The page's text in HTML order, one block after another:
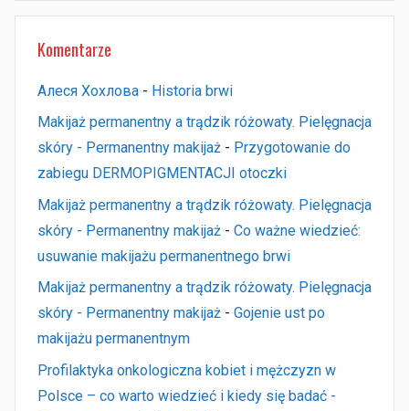
Komentarze
Алеся Хохлова - Historia brwi
Makijaż permanentny a trądzik różowaty. Pielęgnacja
skóry - Permanentny makijaż - Przygotowanie do
zabiegu DERMOPIGMENTACJI otoczki
Makijaż permanentny a trądzik różowaty. Pielęgnacja
skóry - Permanentny makijaż - Co ważne wiedzieć:
usuwanie makijażu permanentnego brwi
Makijaż permanentny a trądzik różowaty. Pielęgnacja
skóry - Permanentny makijaż - Gojenie ust po
makijażu permanentnym
Profilaktyka onkologiczna kobiet i mężczyzn w
Polsce – co warto wiedzieć i kiedy się badać -